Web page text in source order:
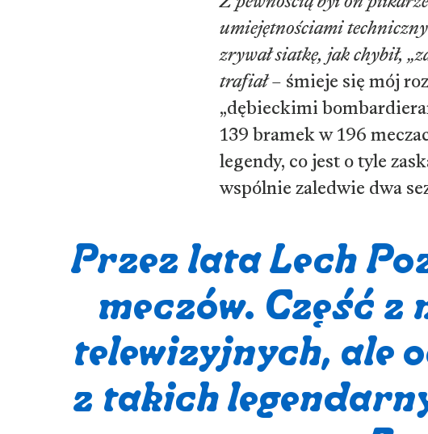
umiejętnościami
zrywał siatkę, jak chybił,
trafiał– śmieje się mój
„dębieckimi
139 bramek w 196
legendy, co jest o tyle
wspólnie zaledwie dwa
Przez lata Lech
meczów. Część z
telewizyjnych, ale
z takich